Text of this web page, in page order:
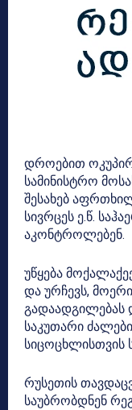
დროებით
სამინისტრო
შესახებ
სივრცეს ე.წ.
აკონტროლებენ.
უწყება
და ურჩევს,
საკუთარი
სიცოცხლისთვის
რუსეთის
საუბრობდნენ